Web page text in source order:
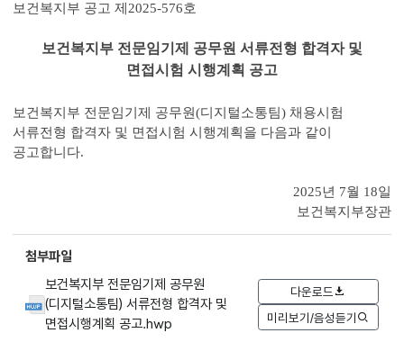
보건복지부 공고 제2025-576호
보건복지부 전문임기제 공무원 서류전형 합격자 및
면접시험 시행계획 공고
보건복지부 전문임기제 공무원(디지털소통팀) 채용시험
서류전형 합격자 및 면접시험 시행계획을 다음과 같이
공고합니다.
2025년 7월 18일
보건복지부장관
첨부파일
보건복지부 전문임기제 공무원
(디지털소통팀) 서류전형 합격자 및
면접시행계획 공고.hwp
다운로드
미리보기/음성듣기